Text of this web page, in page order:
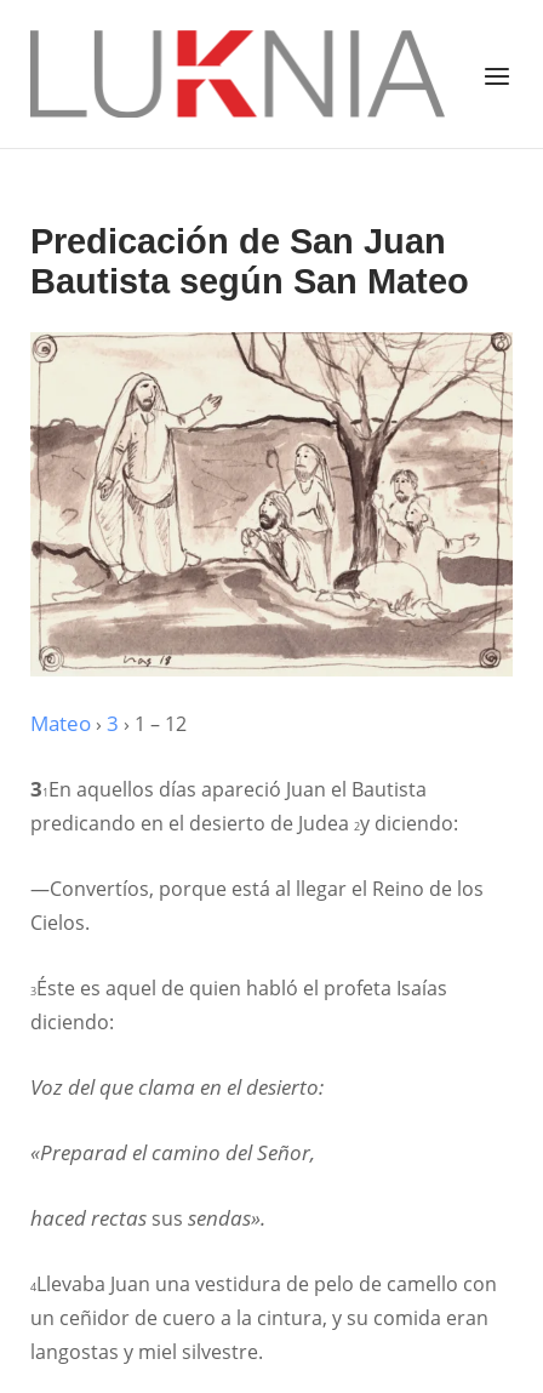
Menú
Predicación de San Juan
Bautista según San Mateo
Mateo › 3 › 1 – 12
31 En aquellos días apareció Juan el Bautista
predicando en el desierto de Judea 2y diciendo:
—Convertíos, porque está al llegar el Reino de los
Cielos.
3Éste es aquel de quien habló el profeta Isaías
diciendo:
Voz del que clama en el desierto:
«Preparad el camino del Señor,
haced rectas sus sendas».
4Llevaba Juan una vestidura de pelo de camello con
un ceñidor de cuero a la cintura, y su comida eran
langostas y miel silvestre.